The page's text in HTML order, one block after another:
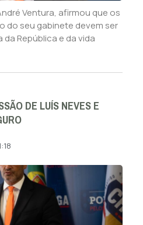
Ventura, afirmou que os
do seu gabinete devem ser
República e da vida
DE LUÍS NEVES E